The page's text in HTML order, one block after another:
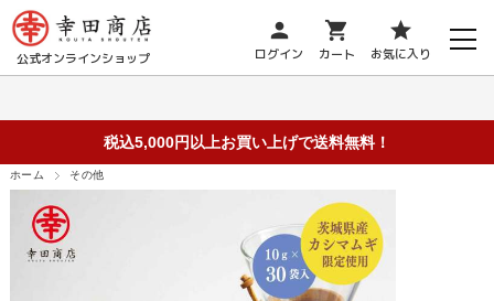
公式オンラインショップ
person
ログイン
shopping_cart
カート
star
お気に入り
税込5,000円以上お買い上げで送料無料！
ホーム その他